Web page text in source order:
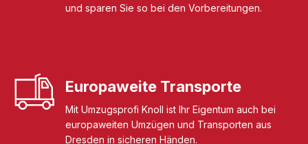
und sparen Sie so bei den Vorbereitungen.
Europaweite Transporte
Mit Umzugsprofi Knoll ist Ihr Eigentum auch bei
europaweiten Umzügen und Transporten aus
Dresden in sicheren Händen.